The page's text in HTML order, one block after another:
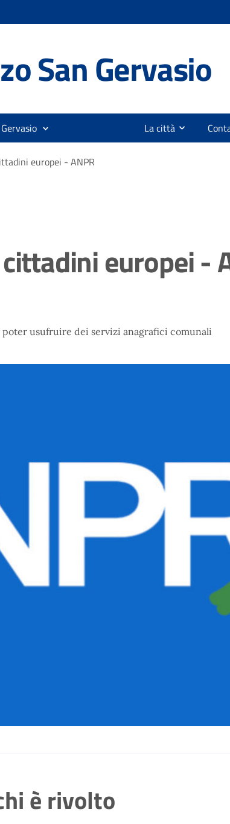
San Gervasio
La città
europei - ANPR
europei -
usufruire dei servizi anagrafici comunali
è rivolto